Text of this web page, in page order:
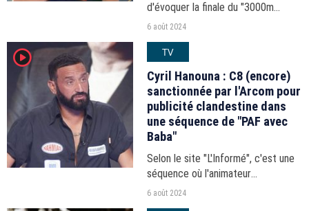
d'évoquer la finale du "3000m
steeple" aux Jeux Olympiques de
du plateau.
6 août 2024
player2 TV
Cyril Hanouna : C8 (encore)
sanctionnée par l'Arcom pour
publicité clandestine dans
une séquence de "PAF avec
Baba"
Selon le site "L'Informé", c'est une
séquence où l'animateur
complimentait son chroniqueur
6 août 2024